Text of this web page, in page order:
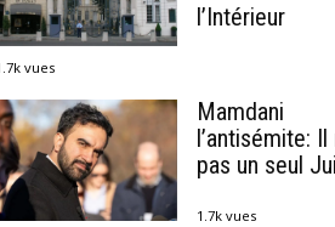
l’Intérieur
vues
Mamdani
l’antisémite: Il
pas un seul
1.7k vues